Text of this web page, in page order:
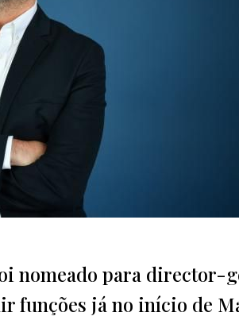
nomeado para director-
funções já no início de